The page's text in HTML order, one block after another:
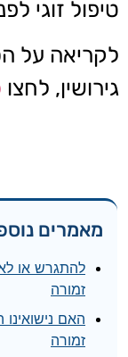
טיפול זוגי
לקריאה על
גירושין, לחצו
מאמרים
להתגרש או
זמורה
האם
זמורה